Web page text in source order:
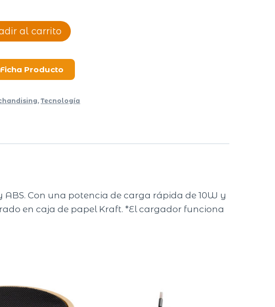
al carrito
Producto
,Tecnología
Con una potencia de carga rápida de 10W y
en caja de papel Kraft. *El cargador funciona